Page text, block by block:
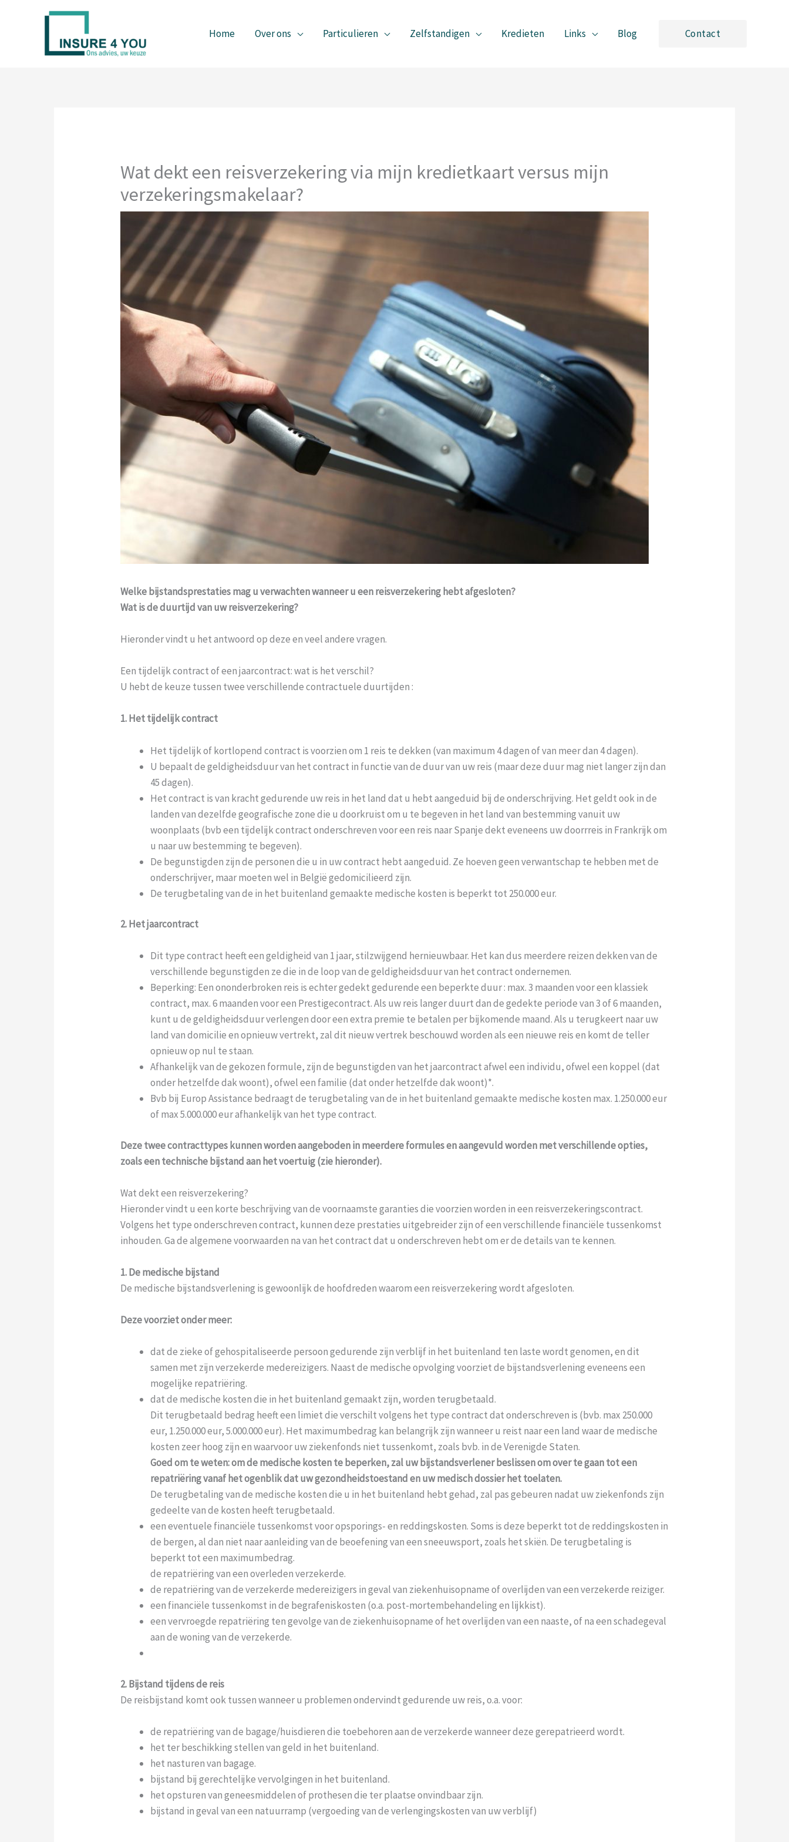
Home Over ons Particulieren Zelfstandigen Kredieten Links Blog Contact
Wat dekt een reisverzekering via mijn kredietkaart versus mijn
verzekeringsmakelaar?
Welke bijstandsprestaties mag u verwachten wanneer u een reisverzekering hebt afgesloten?
Wat is de duurtijd van uw reisverzekering?
Hieronder vindt u het antwoord op deze en veel andere vragen.
Een tijdelijk contract of een jaarcontract: wat is het verschil?
U hebt de keuze tussen twee verschillende contractuele duurtijden :
1. Het tijdelijk contract
Het tijdelijk of kortlopend contract is voorzien om 1 reis te dekken (van maximum 4 dagen of van meer dan 4 dagen).
U bepaalt de geldigheidsduur van het contract in functie van de duur van uw reis (maar deze duur mag niet langer zijn dan
45 dagen).
Het contract is van kracht gedurende uw reis in het land dat u hebt aangeduid bij de onderschrijving. Het geldt ook in de
landen van dezelfde geografische zone die u doorkruist om u te begeven in het land van bestemming vanuit uw
woonplaats (bvb een tijdelijk contract onderschreven voor een reis naar Spanje dekt eveneens uw doorrreis in Frankrijk om
u naar uw bestemming te begeven).
De begunstigden zijn de personen die u in uw contract hebt aangeduid. Ze hoeven geen verwantschap te hebben met de
onderschrijver, maar moeten wel in België gedomicilieerd zijn.
De terugbetaling van de in het buitenland gemaakte medische kosten is beperkt tot 250.000 eur.
2. Het jaarcontract
Dit type contract heeft een geldigheid van 1 jaar, stilzwijgend hernieuwbaar. Het kan dus meerdere reizen dekken van de
verschillende begunstigden ze die in de loop van de geldigheidsduur van het contract ondernemen.
Beperking: Een ononderbroken reis is echter gedekt gedurende een beperkte duur : max. 3 maanden voor een klassiek
contract, max. 6 maanden voor een Prestigecontract. Als uw reis langer duurt dan de gedekte periode van 3 of 6 maanden,
kunt u de geldigheidsduur verlengen door een extra premie te betalen per bijkomende maand. Als u terugkeert naar uw
land van domicilie en opnieuw vertrekt, zal dit nieuw vertrek beschouwd worden als een nieuwe reis en komt de teller
opnieuw op nul te staan.
Afhankelijk van de gekozen formule, zijn de begunstigden van het jaarcontract afwel een individu, ofwel een koppel (dat
onder hetzelfde dak woont), ofwel een familie (dat onder hetzelfde dak woont)*.
Bvb bij Europ Assistance bedraagt de terugbetaling van de in het buitenland gemaakte medische kosten max. 1.250.000 eur
of max 5.000.000 eur afhankelijk van het type contract.
Deze twee contracttypes kunnen worden aangeboden in meerdere formules en aangevuld worden met verschillende opties,
zoals een technische bijstand aan het voertuig (zie hieronder).
Wat dekt een reisverzekering?
Hieronder vindt u een korte beschrijving van de voornaamste garanties die voorzien worden in een reisverzekeringscontract.
Volgens het type onderschreven contract, kunnen deze prestaties uitgebreider zijn of een verschillende financiële tussenkomst
inhouden. Ga de algemene voorwaarden na van het contract dat u onderschreven hebt om er de details van te kennen.
1. De medische bijstand
De medische bijstandsverlening is gewoonlijk de hoofdreden waarom een reisverzekering wordt afgesloten.
Deze voorziet onder meer:
dat de zieke of gehospitaliseerde persoon gedurende zijn verblijf in het buitenland ten laste wordt genomen, en dit
samen met zijn verzekerde medereizigers. Naast de medische opvolging voorziet de bijstandsverlening eveneens een
mogelijke repatriëring.
dat de medische kosten die in het buitenland gemaakt zijn, worden terugbetaald.
Dit terugbetaald bedrag heeft een limiet die verschilt volgens het type contract dat onderschreven is (bvb. max 250.000
eur, 1.250.000 eur, 5.000.000 eur). Het maximumbedrag kan belangrijk zijn wanneer u reist naar een land waar de medische
kosten zeer hoog zijn en waarvoor uw ziekenfonds niet tussenkomt, zoals bvb. in de Verenigde Staten.
Goed om te weten: om de medische kosten te beperken, zal uw bijstandsverlener beslissen om over te gaan tot een
repatriëring vanaf het ogenblik dat uw gezondheidstoestand en uw medisch dossier het toelaten.
De terugbetaling van de medische kosten die u in het buitenland hebt gehad, zal pas gebeuren nadat uw ziekenfonds zijn
gedeelte van de kosten heeft terugbetaald.
een eventuele financiële tussenkomst voor opsporings- en reddingskosten. Soms is deze beperkt tot de reddingskosten in
de bergen, al dan niet naar aanleiding van de beoefening van een sneeuwsport, zoals het skiën. De terugbetaling is
beperkt tot een maximumbedrag.
de repatriëring van een overleden verzekerde.
de repatriëring van de verzekerde medereizigers in geval van ziekenhuisopname of overlijden van een verzekerde reiziger.
een financiële tussenkomst in de begrafeniskosten (o.a. post-mortembehandeling en lijkkist).
een vervroegde repatriëring ten gevolge van de ziekenhuisopname of het overlijden van een naaste, of na een schadegeval
aan de woning van de verzekerde.
2. Bijstand tijdens de reis
De reisbijstand komt ook tussen wanneer u problemen ondervindt gedurende uw reis, o.a. voor:
de repatriëring van de bagage/huisdieren die toebehoren aan de verzekerde wanneer deze gerepatrieerd wordt.
het ter beschikking stellen van geld in het buitenland.
het nasturen van bagage.
bijstand bij gerechtelijke vervolgingen in het buitenland.
het opsturen van geneesmiddelen of prothesen die ter plaatse onvindbaar zijn.
bijstand in geval van een natuurramp (vergoeding van de verlengingskosten van uw verblijf)